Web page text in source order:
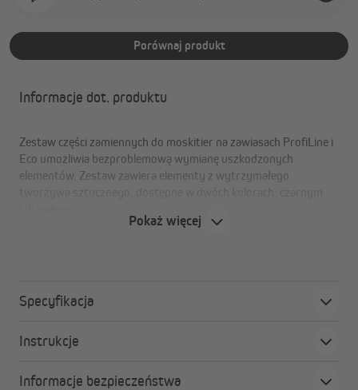
Porównaj produkt
Informacje dot. produktu
Zestaw części zamiennych do moskitier na zawiasach ProfiLine i
Eco umożliwia bezproblemową wymianę uszkodzonych
elementów. Zestaw zawiera elementy z wytrzymałego
Pokaż więcej
Specyfikacja
Instrukcje
Informacje bezpieczeństwa